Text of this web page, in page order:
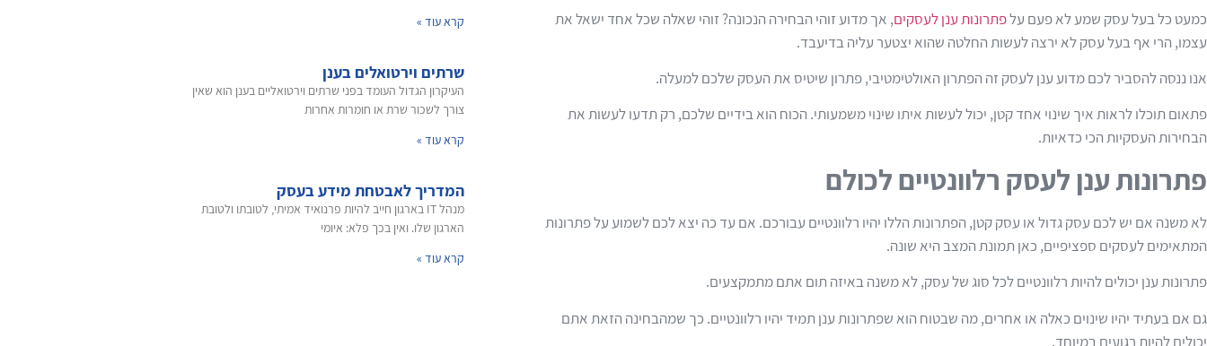
כמעט כל בעל עסק שמע לא פעם עלפתרונות ענן לעסקים, אך מדוע זוהי הבחירה הנכונה? זוהי שאלה שכל אחד ישאל את
עצמו, הרי אף בעל עסק לא ירצה לעשות החלטה שהוא יצטער עליה בדיעבד.
אנו ננסה להסביר לכם מדוע ענן לעסק זה הפתרון האולטימטיבי, פתרון שיטיס את העסק שלכם למעלה.
פתאום תוכלו לראות איך שינוי אחד קטן, יכול לעשות איתו שינוי משמעותי. הכוח הוא בידיים שלכם, רק תדעו לעשות את
הבחירות העסקיות הכי כדאיות.
פתרונות ענן לעסק רלוונטיים לכולם
לא משנה אם יש לכם עסק גדול או עסק קטן, הפתרונות הללו יהיו רלוונטיים עבורכם. אם עד כה יצא לכם לשמוע על פתרונות
המתאימים לעסקים ספציפיים, כאן תמונת המצב היא שונה.
פתרונות ענן יכולים להיות רלוונטיים לכל סוג של עסק, לא משנה באיזה תום אתם מתמקצעים.
גם אם בעתיד יהיו שינוים כאלה או אחרים, מה שבטוח הוא שפתרונות ענן תמיד יהיו רלוונטיים. כך שמהבחינה הזאת אתם
יכולים להיות רגועים במיוחד.
קרא עוד »
שרתים וירטואלים בענן
העיקרון הגדול העומד בפני שרתים וירטואליים בענן הוא שאין
צורך לשכור שרת או חומרות אחרות
קרא עוד »
המדריך לאבטחת מידע בעסק
מנהל IT בארגון חייב להיות פרנואיד אמיתי, לטובתו ולטובת
הארגון שלו. ואין בכך פלא: איומי
קרא עוד »